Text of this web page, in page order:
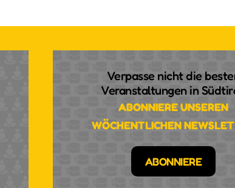
Verpasse nicht die
Veranstaltungen in
ABONNIERE UNSEREN
WÖCHENTLICHEN
ABONNIERE